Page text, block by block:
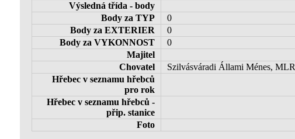
Výsledná třída - body
Body za TYP
0
Body za EXTERIER
0
Body za VYKONNOST
0
Majitel
Chovatel
Szilvásváradi Állami Ménes,
Hřebec v seznamu hřebců
pro rok
Hřebec v seznamu hřebců -
přip. stanice
Foto